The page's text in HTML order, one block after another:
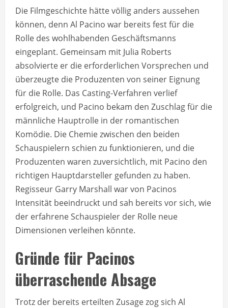
Die Filmgeschichte hätte völlig anders aussehen
können, denn Al Pacino war bereits fest für die
Rolle des wohlhabenden Geschäftsmanns
eingeplant. Gemeinsam mit Julia Roberts
absolvierte er die erforderlichen Vorsprechen und
überzeugte die Produzenten von seiner Eignung
für die Rolle. Das Casting-Verfahren verlief
erfolgreich, und Pacino bekam den Zuschlag für die
männliche Hauptrolle in der romantischen
Komödie. Die Chemie zwischen den beiden
Schauspielern schien zu funktionieren, und die
Produzenten waren zuversichtlich, mit Pacino den
richtigen Hauptdarsteller gefunden zu haben.
Regisseur Garry Marshall war von Pacinos
Intensität beeindruckt und sah bereits vor sich, wie
der erfahrene Schauspieler der Rolle neue
Dimensionen verleihen könnte.
Gründe für Pacinos
überraschende Absage
Trotz der bereits erteilten Zusage zog sich Al